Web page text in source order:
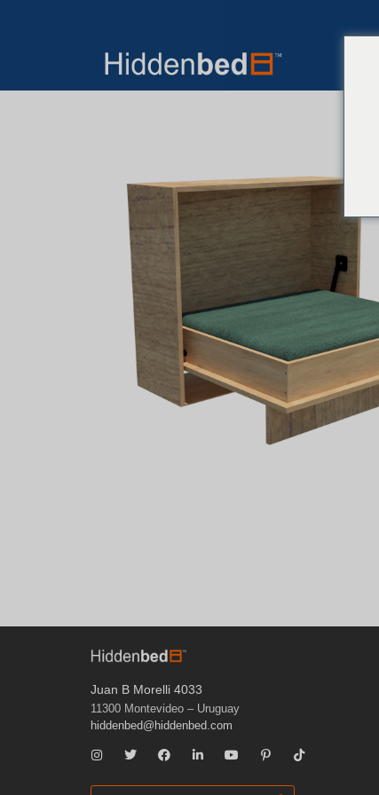
Juan B Morelli 4033
11300 Montevideo – Uruguay
hiddenbed@hiddenbed.com